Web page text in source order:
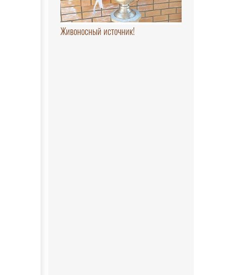
Живоносный источник!